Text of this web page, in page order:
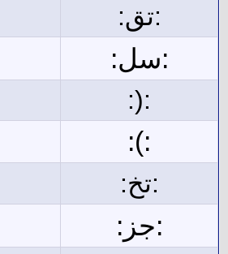
:تق:
:سل:
:(:
:):
:تخ:
:جز: